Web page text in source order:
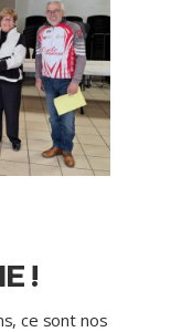
!
ce sont nos